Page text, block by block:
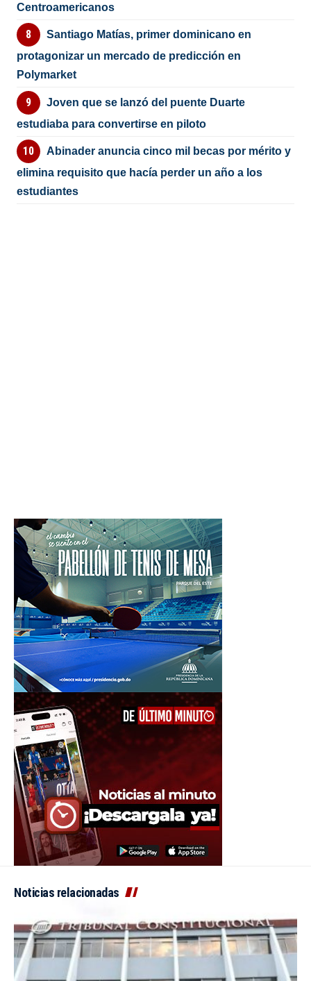
Centroamericanos
Santiago Matías, primer dominicano en
protagonizar un mercado de predicción en
Polymarket
Joven que se lanzó del puente Duarte
estudiaba para convertirse en piloto
Abinader anuncia cinco mil becas por mérito y
elimina requisito que hacía perder un año a los
estudiantes
Noticias relacionadas